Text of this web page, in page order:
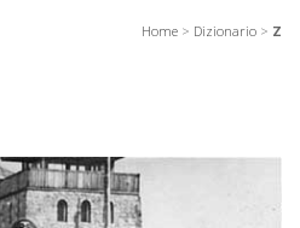
Home > Dizionario > Z